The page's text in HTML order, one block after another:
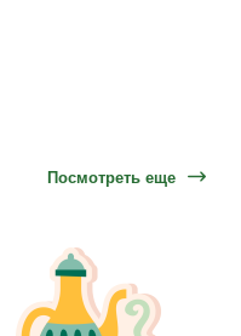
Посмотреть еще